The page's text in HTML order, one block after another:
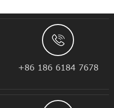

+86 186 6184 7678